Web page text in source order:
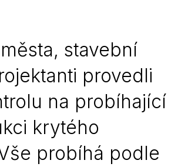
stavební
provedli
na probíhající
krytého
probíhá podle